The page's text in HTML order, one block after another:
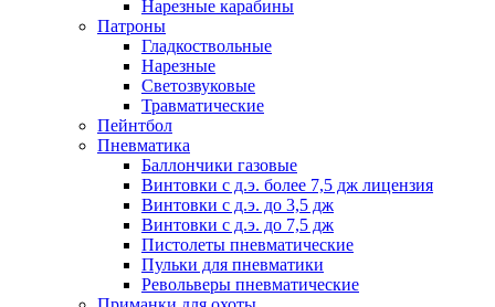
Нарезные карабины
Патроны
Гладкоствольные
Нарезные
Светозвуковые
Травматические
Пейнтбол
Пневматика
Баллончики газовые
Винтовки с д.э. более 7,5 дж лицензия
Винтовки с д.э. до 3,5 дж
Винтовки с д.э. до 7,5 дж
Пистолеты пневматические
Пульки для пневматики
Револьверы пневматические